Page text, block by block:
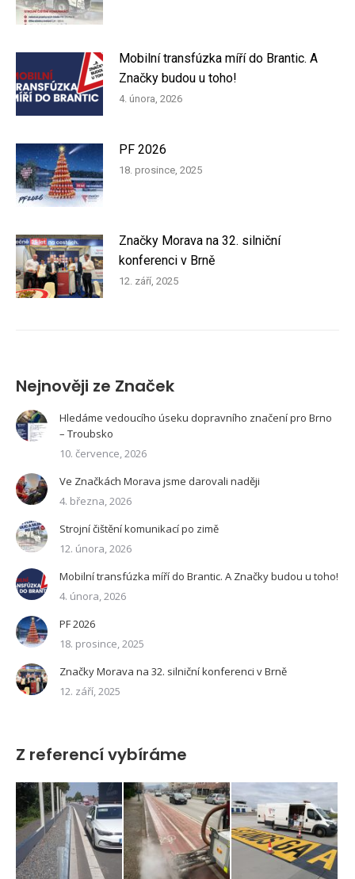
Mobilní transfúzka míří do Brantic. A
Značky budou u toho!
4. února, 2026
PF 2026
18. prosince, 2025
Značky Morava na 32. silniční
konferenci v Brně
12. září, 2025
Nejnověji ze Značek
Hledáme vedoucího úseku dopravního značení pro Brno
– Troubsko
10. července, 2026
Ve Značkách Morava jsme darovali naději
4. března, 2026
Strojní čištění komunikací po zimě
12. února, 2026
Mobilní transfúzka míří do Brantic. A Značky budou u toho!
4. února, 2026
PF 2026
18. prosince, 2025
Značky Morava na 32. silniční konferenci v Brně
12. září, 2025
Z referencí vybíráme